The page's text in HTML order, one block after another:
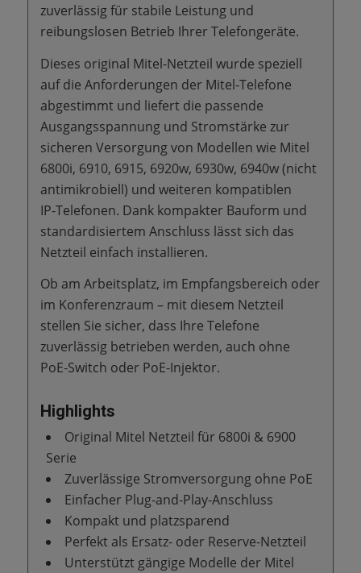
zuverlässig für stabile Leistung und
reibungslosen Betrieb Ihrer Telefongeräte.
Dieses original Mitel‑Netzteil wurde speziell
auf die Anforderungen der Mitel‑Telefone
abgestimmt und liefert die passende
Ausgangsspannung und Stromstärke zur
sicheren Versorgung von Modellen wie Mitel
6800i, 6910, 6915, 6920w, 6930w, 6940w (nicht
antimikrobiell) und weiteren kompatiblen
IP‑Telefonen. Dank kompakter Bauform und
standardisiertem Anschluss lässt sich das
Netzteil einfach installieren.
Ob am Arbeitsplatz, im Empfangsbereich oder
im Konferenzraum – mit diesem Netzteil
stellen Sie sicher, dass Ihre Telefone
zuverlässig betrieben werden, auch ohne
PoE‑Switch oder PoE‑Injektor.
Highlights
Original Mitel Netzteil für 6800i & 6900
Serie
Zuverlässige Stromversorgung ohne PoE
Einfacher Plug‑and‑Play‑Anschluss
Kompakt und platzsparend
Perfekt als Ersatz‑ oder Reserve‑Netzteil
Unterstützt gängige Modelle der Mitel